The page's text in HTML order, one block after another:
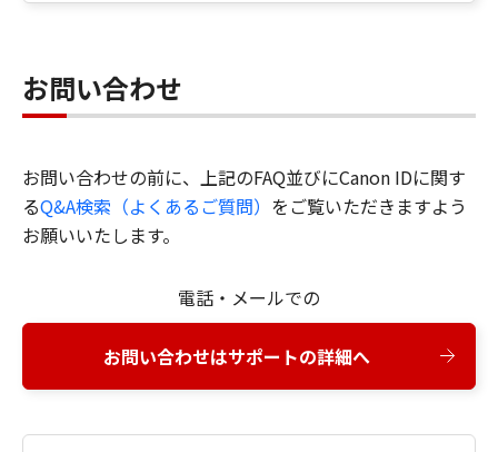
お問い合わせ
お問い合わせの前に、上記のFAQ並びにCanon IDに関す
るQ&A検索（よくあるご質問） をご覧いただきますよう
お願いいたします。
電話・メールでの
お問い合わせはサポートの詳細へ